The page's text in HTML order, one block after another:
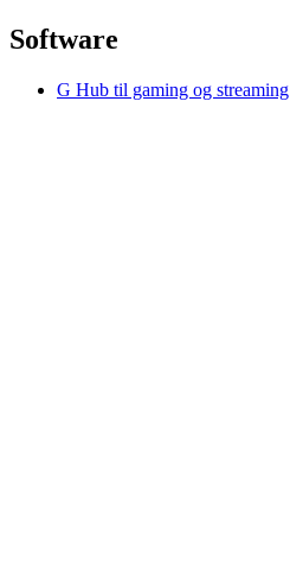
Software
G Hub til gaming og streaming